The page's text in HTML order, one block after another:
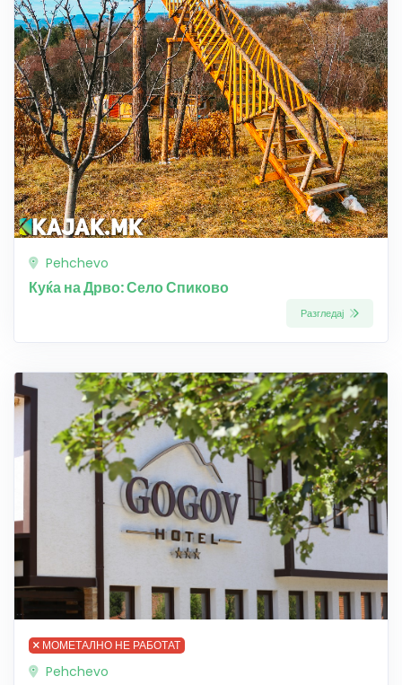
Pehchevo
Куќа на Дрво: Село Спиково
Разгледај
МОМЕТАЛНО НЕ РАБОТАТ
Pehchevo